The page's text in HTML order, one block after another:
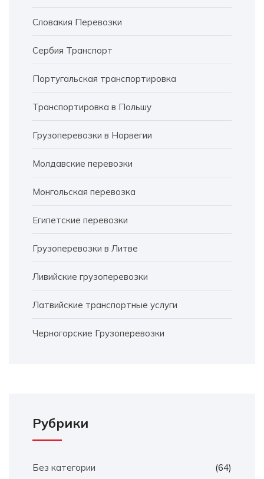
Словакия Перевозки
Сербия Транспорт
Португальская транспортировка
Транспортировка в Польшу
Грузоперевозки в Норвегии
Молдавские перевозки
Монгольская перевозка
Египетские перевозки
Грузоперевозки в Литве
Ливийские грузоперевозки
Латвийские транспортные услуги
Черногорские Грузоперевозки
Рубрики
Без категории (64)